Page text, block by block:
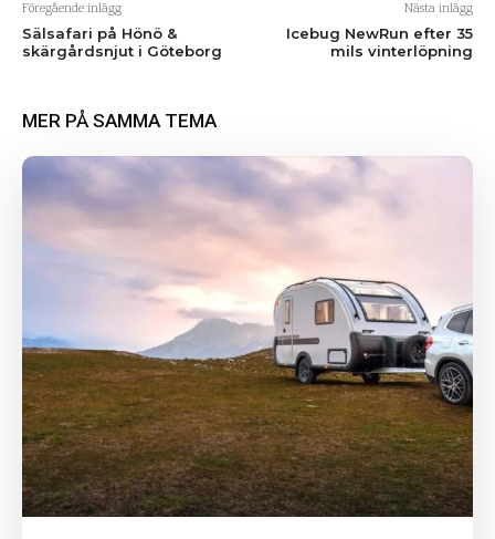
Föregående inlägg
Sälsafari på Hönö &
skärgårdsnjut i Göteborg
Nästa inlägg
Icebug NewRun efter 35
mils vinterlöpning
MER PÅ SAMMA TEMA